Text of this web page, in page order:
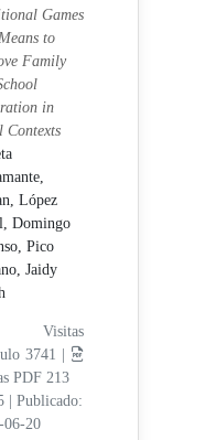
Games
to
Family
in
Contexts
López
Domingo
Pico
Jaidy
3741 |
PDF 213
Publicado:
06-20